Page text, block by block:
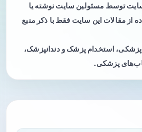
سایت توسط مسئولین سایت نوشته یا
از مقالات این سایت فقط با ذکر منبع
استخدام پزشک و دندانپزشک،